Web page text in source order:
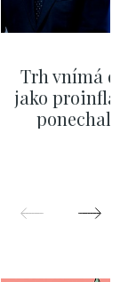
Trh vnímá
jako
ponechali